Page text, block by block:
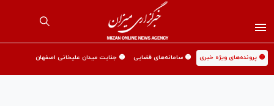
🟡 پرونده‌های ویژه خبری 🟡 سامانه‌های قضایی 🟡 جنایت میدان علیخانی اصفهان